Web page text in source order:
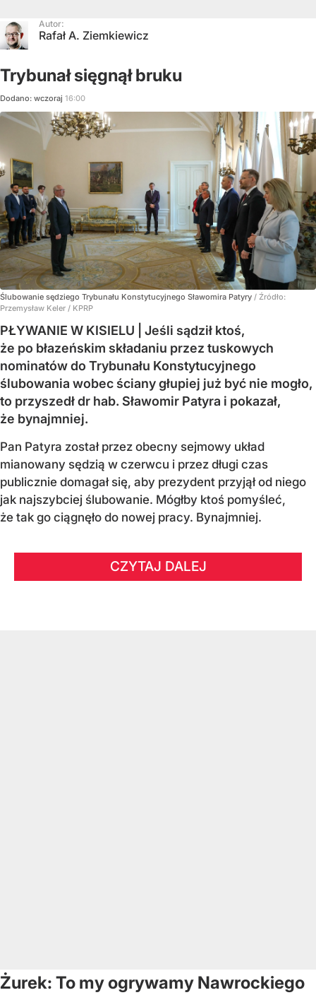
Autor:
Rafał A. Ziemkiewicz
Trybunał sięgnął bruku
Dodano: wczoraj 16:00
Ślubowanie sędziego Trybunału Konstytucyjnego Sławomira Patyry / Źródło:
Przemysław Keler / KPRP
PŁYWANIE W KISIELU | Jeśli sądził ktoś,
że po błazeńskim składaniu przez tuskowych
nominatów do Trybunału Konstytucyjnego
ślubowania wobec ściany głupiej już być nie mogło,
to przyszedł dr hab. Sławomir Patyra i pokazał,
że bynajmniej.
Pan Patyra został przez obecny sejmowy układ
mianowany sędzią w czerwcu i przez długi czas
publicznie domagał się, aby prezydent przyjął od niego
jak najszybciej ślubowanie. Mógłby ktoś pomyśleć,
że tak go ciągnęło do nowej pracy. Bynajmniej.
CZYTAJ DALEJ
Żurek: To my ogrywamy Nawrockiego